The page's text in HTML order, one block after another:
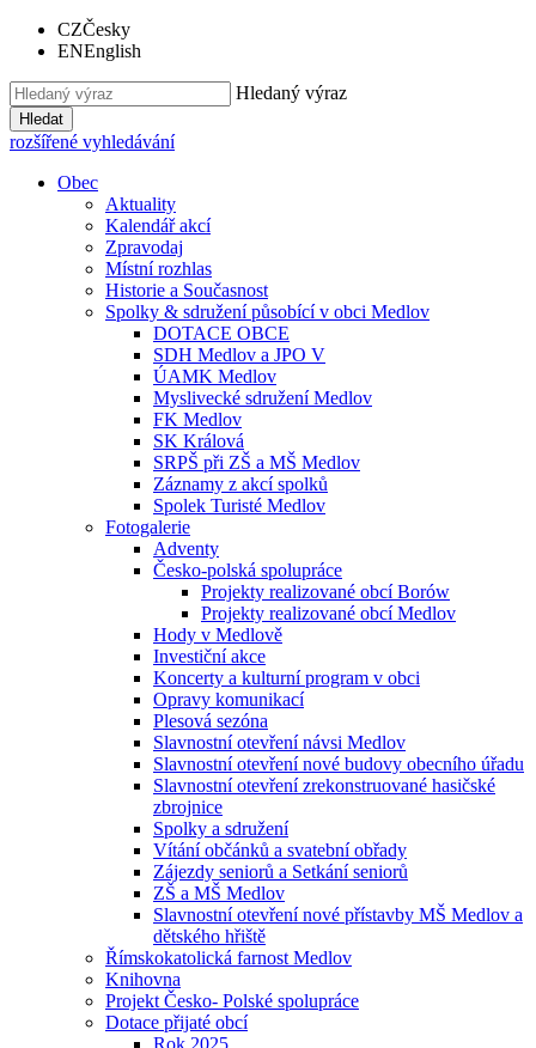
CZČesky
ENEnglish
Hledaný výraz
Hledat
rozšířené vyhledávání
Obec
Aktuality
Kalendář akcí
Zpravodaj
Místní rozhlas
Historie a Současnost
Spolky & sdružení působící v obci Medlov
DOTACE OBCE
SDH Medlov a JPO V
ÚAMK Medlov
Myslivecké sdružení Medlov
FK Medlov
SK Králová
SRPŠ při ZŠ a MŠ Medlov
Záznamy z akcí spolků
Spolek Turisté Medlov
Fotogalerie
Adventy
Česko-polská spolupráce
Projekty realizované obcí Borów
Projekty realizované obcí Medlov
Hody v Medlově
Investiční akce
Koncerty a kulturní program v obci
Opravy komunikací
Plesová sezóna
Slavnostní otevření návsi Medlov
Slavnostní otevření nové budovy obecního úřadu
Slavnostní otevření zrekonstruované hasičské
zbrojnice
Spolky a sdružení
Vítání občánků a svatební obřady
Zájezdy seniorů a Setkání seniorů
ZŠ a MŠ Medlov
Slavnostní otevření nové přístavby MŠ Medlov a
dětského hřiště
Římskokatolická farnost Medlov
Knihovna
Projekt Česko- Polské spolupráce
Dotace přijaté obcí
Rok 2025